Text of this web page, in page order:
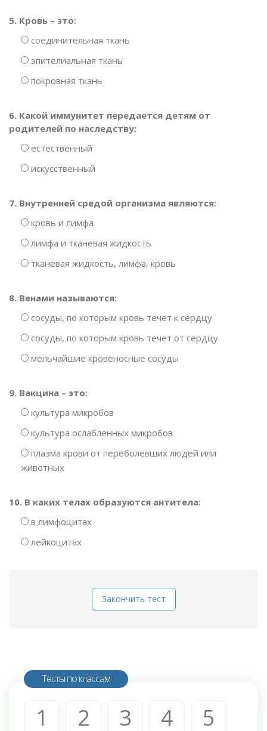
5. Кровь – это:
соединительная ткань
эпителиальная ткань
покровная ткань
6. Какой иммунитет передается детям от
родителей по наследству:
естественный
искусственный
7. Внутренней средой организма являются:
кровь и лимфа
лимфа и тканевая жидкость
тканевая жидкость, лимфа, кровь
8. Венами называются:
сосуды, по которым кровь течет к сердцу
сосуды, по которым кровь течет от сердцу
мельчайшие кровеносные сосуды
9. Вакцина – это:
культура микробов
культура ослабленных микробов
плазма крови от переболевших людей или
животных
10. В каких телах образуются антитела:
в лимфоцитах
лейкоцитах
Закончить тест
Тесты по классам
1 2 3 4 5